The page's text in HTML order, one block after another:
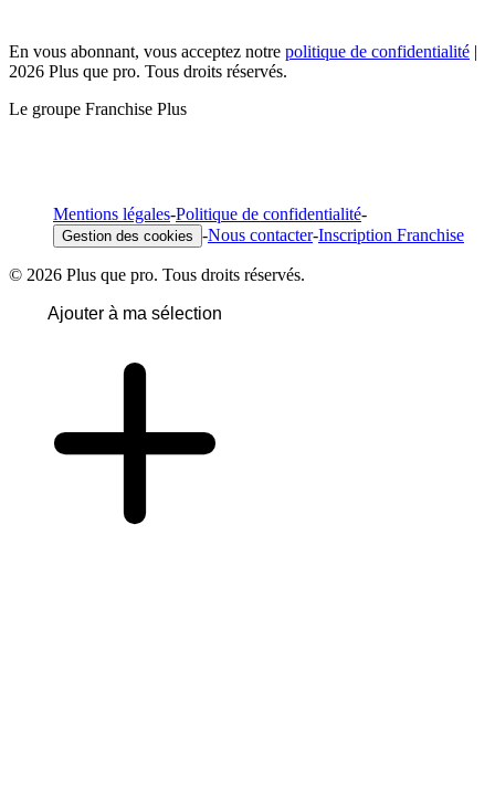
En vous abonnant, vous acceptez notre politique de confidentialité |
2026 Plus que pro. Tous droits réservés.
Le groupe Franchise Plus
Mentions légales-Politique de confidentialité-
Gestion des cookies -Nous contacter-Inscription Franchise
© 2026 Plus que pro. Tous droits réservés.
Ajouter à ma sélection